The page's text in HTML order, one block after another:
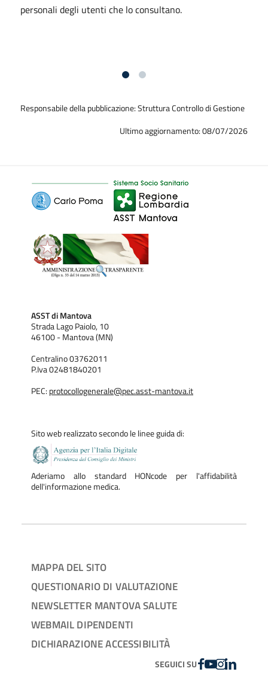
personali degli utenti che lo consultano.
Responsabile della pubblicazione: Struttura Controllo di Gestione
Ultimo aggiornamento: 08/07/2026
ASST di Mantova
Strada Lago Paiolo, 10
46100 - Mantova (MN)
Centralino 03762011
P.Iva 02481840201
PEC: protocollogenerale@pec.asst-mantova.it
Sito web realizzato secondo le linee guida di:
Aderiamo allo standard HONcode per l'affidabilità
dell'informazione medica.
MAPPA DEL SITO
QUESTIONARIO DI VALUTAZIONE
NEWSLETTER MANTOVA SALUTE
WEBMAIL DIPENDENTI
DICHIARAZIONE ACCESSIBILITÀ
SEGUICI SUFACEBOOK
YOUTUBE
INSTAGRAM
LINKEDIN